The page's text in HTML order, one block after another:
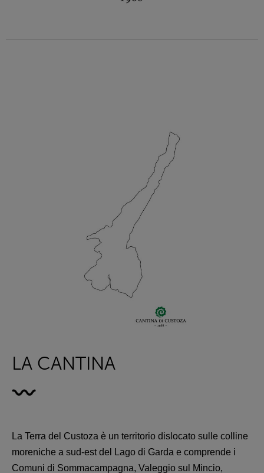
LA CANTINA
La Terra del Custoza è un territorio dislocato sulle colline
moreniche a sud-est del Lago di Garda e comprende i
Comuni di Sommacampagna, Valeggio sul Mincio,